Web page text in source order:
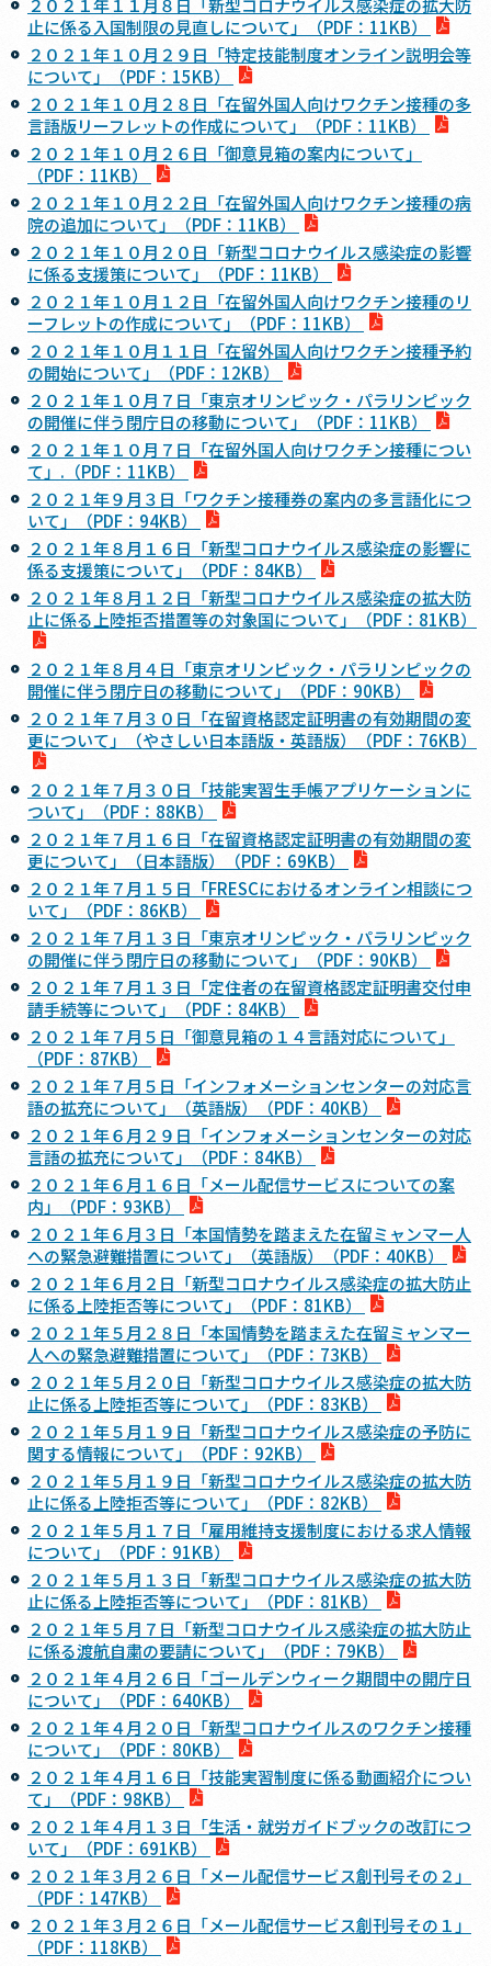
２０２１年１１月８日「新型コロナウイルス感染症の拡大防
止に係る入国制限の見直しについて」（PDF：11KB）
２０２１年１０月２９日「特定技能制度オンライン説明会等
について」（PDF：15KB）
２０２１年１０月２８日「在留外国人向けワクチン接種の多
言語版リーフレットの作成について」（PDF：11KB）
２０２１年１０月２６日「御意見箱の案内について」
（PDF：11KB）
２０２１年１０月２２日「在留外国人向けワクチン接種の病
院の追加について」（PDF：11KB）
２０２１年１０月２０日「新型コロナウイルス感染症の影響
に係る支援策について」（PDF：11KB）
２０２１年１０月１２日「在留外国人向けワクチン接種のリ
ーフレットの作成について」（PDF：11KB）
２０２１年１０月１１日「在留外国人向けワクチン接種予約
の開始について」（PDF：12KB）
２０２１年１０月７日「東京オリンピック・パラリンピック
の開催に伴う閉庁日の移動について」（PDF：11KB）
２０２１年１０月７日「在留外国人向けワクチン接種につい
て」.（PDF：11KB）
２０２１年９月３日「ワクチン接種券の案内の多言語化につ
いて」（PDF：94KB）
２０２１年８月１６日「新型コロナウイルス感染症の影響に
係る支援策について」（PDF：84KB）
２０２１年８月１２日「新型コロナウイルス感染症の拡大防
止に係る上陸拒否措置等の対象国について」（PDF：81KB）
２０２１年８月４日「東京オリンピック・パラリンピックの
開催に伴う閉庁日の移動について」（PDF：90KB）
２０２１年７月３０日「在留資格認定証明書の有効期間の変
更について」（やさしい日本語版・英語版）（PDF：76KB）
２０２１年７月３０日「技能実習生手帳アプリケーションに
ついて」（PDF：88KB）
２０２１年７月１６日「在留資格認定証明書の有効期間の変
更について」（日本語版）（PDF：69KB）
２０２１年７月１５日「FRESCにおけるオンライン相談につ
いて」（PDF：86KB）
２０２１年７月１３日「東京オリンピック・パラリンピック
の開催に伴う閉庁日の移動について」（PDF：90KB）
２０２１年７月１３日「定住者の在留資格認定証明書交付申
請手続等について」（PDF：84KB）
２０２１年７月５日「御意見箱の１４言語対応について」
（PDF：87KB）
２０２１年７月５日「インフォメーションセンターの対応言
語の拡充について」（英語版）（PDF：40KB）
２０２１年６月２９日「インフォメーションセンターの対応
言語の拡充について」（PDF：84KB）
２０２１年６月１６日「メール配信サービスについての案
内」（PDF：93KB）
２０２１年６月３日「本国情勢を踏まえた在留ミャンマー人
への緊急避難措置について」（英語版）（PDF：40KB）
２０２１年６月２日「新型コロナウイルス感染症の拡大防止
に係る上陸拒否等について」（PDF：81KB）
２０２１年５月２８日「本国情勢を踏まえた在留ミャンマー
人への緊急避難措置について」（PDF：73KB）
２０２１年５月２０日「新型コロナウイルス感染症の拡大防
止に係る上陸拒否等について」（PDF：83KB）
２０２１年５月１９日「新型コロナウイルス感染症の予防に
関する情報について」（PDF：92KB）
２０２１年５月１９日「新型コロナウイルス感染症の拡大防
止に係る上陸拒否等について」（PDF：82KB）
２０２１年５月１７日「雇用維持支援制度における求人情報
について」（PDF：91KB）
２０２１年５月１３日「新型コロナウイルス感染症の拡大防
止に係る上陸拒否等について」（PDF：81KB）
２０２１年５月７日「新型コロナウイルス感染症の拡大防止
に係る渡航自粛の要請について」（PDF：79KB）
２０２１年４月２６日「ゴールデンウィーク期間中の開庁日
について」（PDF：640KB）
２０２１年４月２０日「新型コロナウイルスのワクチン接種
について」（PDF：80KB）
２０２１年４月１６日「技能実習制度に係る動画紹介につい
て」（PDF：98KB）
２０２１年４月１３日「生活・就労ガイドブックの改訂につ
いて」（PDF：691KB）
２０２１年３月２６日「メール配信サービス創刊号その２」
（PDF：147KB）
２０２１年３月２６日「メール配信サービス創刊号その１」
（PDF：118KB）